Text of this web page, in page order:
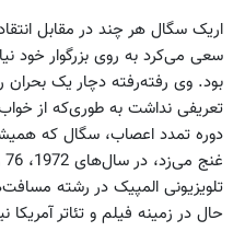
اریک سگال هر چند در مقابل
سعی می‌کرد به روی بزرگوار خود
بود. وی رفته‌رفته دچار یک
تعریفی نداشت به طوری‌که از
دوره تمدد اعصاب، سگال که
تلویزیونی المپیک در رشته
حال در زمینه فیلم و تئاتر